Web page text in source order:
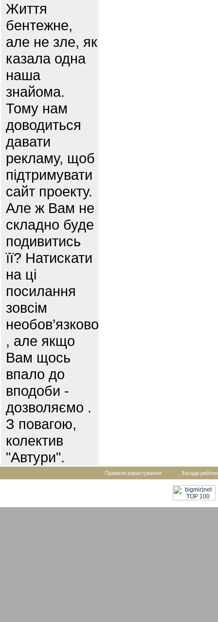
Життя
бентежне,
але не зле, як
казала одна
наша
знайома.
Тому нам
доводиться
давати
рекламу, щоб
підтримувати
сайт проекту.
Але ж Вам не
складно буде
подивитись
її? Натискати
на ці
посилання
зовсім
необов’язково
, але якщо
Вам щось
впало до
вподоби -
дозволяємо .
З повагою,
колектив
"Автури".
Правила користування Засади